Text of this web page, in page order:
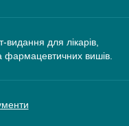
видання для лікарів,
фармацевтичних вишів.